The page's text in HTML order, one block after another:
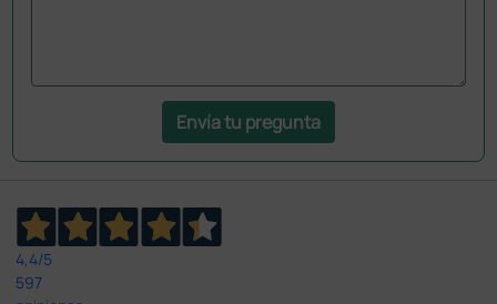
Envía tu pregunta
4,4/5
597